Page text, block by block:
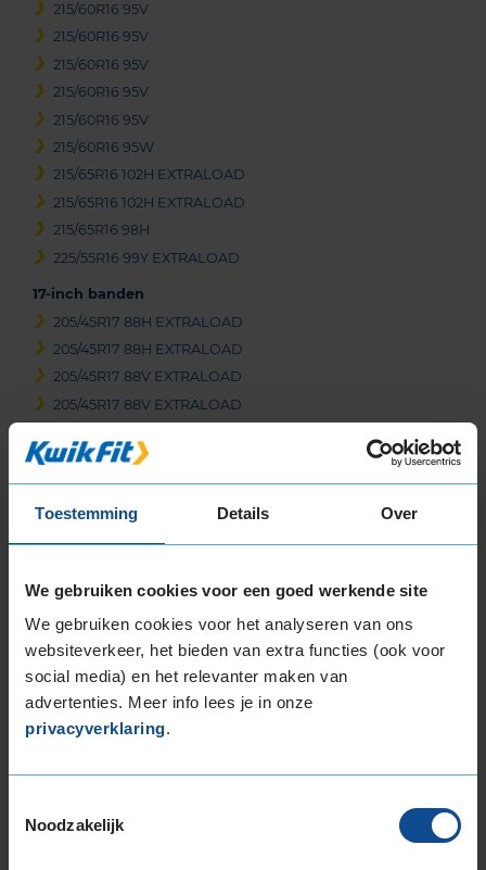
Toestemming Details Over
We gebruiken cookies voor een goed werkende site
We gebruiken cookies voor het analyseren van ons
websiteverkeer, het bieden van extra functies (ook voor
social media) en het relevanter maken van
advertenties. Meer info lees je in onze
privacyverklaring.
Noodzakelijk
215/60R16 95V
215/60R16 95V
215/60R16 95V
215/60R16 95V
215/60R16 95V
215/60R16 95W
215/65R16 102H EXTRALOAD
215/65R16 102H EXTRALOAD
215/65R16 98H
225/55R16 99Y EXTRALOAD
17-inch banden
205/45R17 88H EXTRALOAD
205/45R17 88H EXTRALOAD
205/45R17 88V EXTRALOAD
205/45R17 88V EXTRALOAD
205/50R17 93V EXTRALOAD
205/50R17 93V EXTRALOAD
205/55R17 91V
205/55R17 91V
205/55R17 95H EXTRALOAD
205/55R17 95H EXTRALOAD
215/40R17 87V EXTRALOAD
215/50R17 95V EXTRALOAD
215/55R17 94V
215/55R17 94V
215/55R17 94V